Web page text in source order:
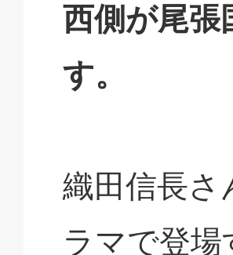
西側が尾張
す。
織田信長さ
ラマで登